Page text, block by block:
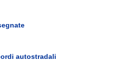
autostradali